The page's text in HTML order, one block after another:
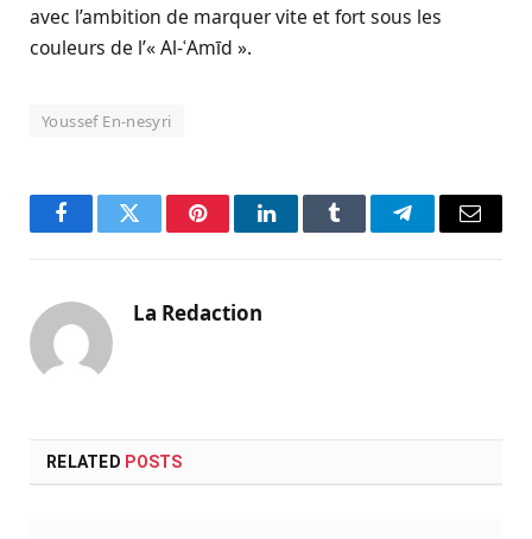
avec l’ambition de marquer vite et fort sous les
couleurs de l’« Al-ʿAmīd ».
Youssef En-nesyri
FacebookTwitter PinterestLinkedInTumblr TelegramEmail
La Redaction
RELATED POSTS